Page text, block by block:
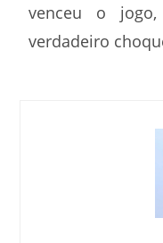
venceu o
verdadeiro